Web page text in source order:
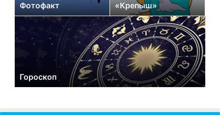
Фотофакт «Крепыш»
Гороскоп